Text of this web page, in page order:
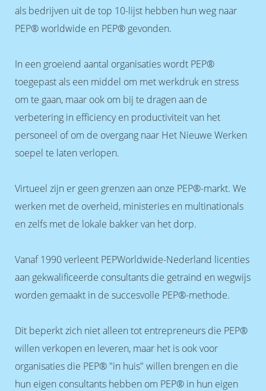
als bedrijven uit de top 10-lijst hebben hun weg naar
PEP® worldwide en PEP® gevonden.
In een groeiend aantal organisaties wordt PEP®
toegepast als een middel om met werkdruk en stress
om te gaan, maar ook om bij te dragen aan de
verbetering in efficiency en productiviteit van het
personeel of om de overgang naar Het Nieuwe Werken
soepel te laten verlopen.
Virtueel zijn er geen grenzen aan onze PEP®-markt. We
werken met de overheid, ministeries en multinationals
en zelfs met de lokale bakker van het dorp.
Vanaf 1990 verleent PEPWorldwide-Nederland licenties
aan gekwalificeerde consultants die getraind en wegwijs
worden gemaakt in de succesvolle PEP®-methode.
Dit beperkt zich niet alleen tot entrepreneurs die PEP®
willen verkopen en leveren, maar het is ook voor
organisaties die PEP® "in huis" willen brengen en die
hun eigen consultants hebben om PEP® in hun eigen